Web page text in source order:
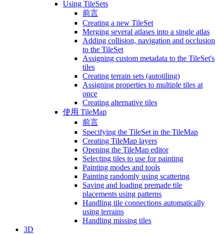
Using TileSets
前言
Creating a new TileSet
Merging several atlases into a single atlas
Adding collision, navigation and occlusion
to the TileSet
Assigning custom metadata to the TileSet's
tiles
Creating terrain sets (autotiling)
Assigning properties to multiple tiles at
once
Creating alternative tiles
使用 TileMap
前言
Specifying the TileSet in the TileMap
Creating TileMap layers
Opening the TileMap editor
Selecting tiles to use for painting
Painting modes and tools
Painting randomly using scattering
Saving and loading premade tile
placements using patterns
Handling tile connections automatically
using terrains
Handling missing tiles
3D